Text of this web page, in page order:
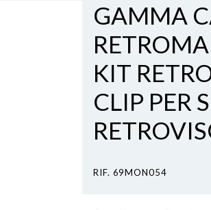
GAMMA
KIT
CLIP PER
RIF. 69MON054